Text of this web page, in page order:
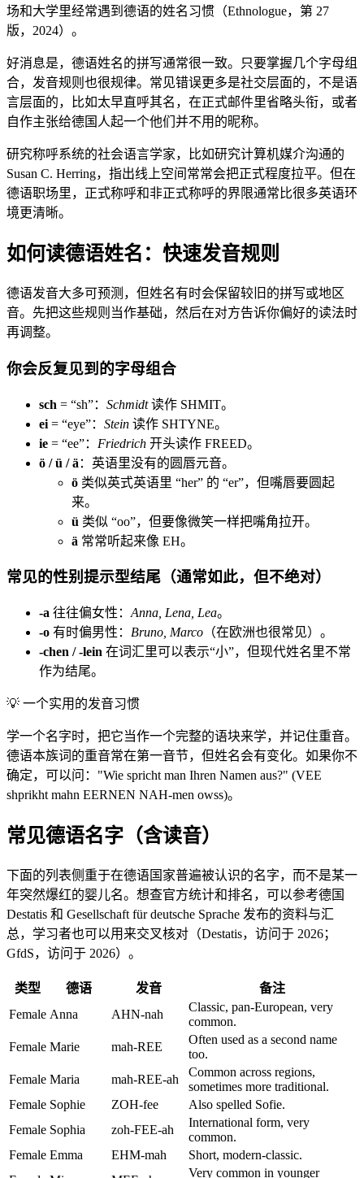
场和大学里经常遇到德语的姓名习惯（Ethnologue，第 27
版，2024）。
好消息是，德语姓名的拼写通常很一致。只要掌握几个字母组
合，发音规则也很规律。常见错误更多是社交层面的，不是语
言层面的，比如太早直呼其名，在正式邮件里省略头衔，或者
自作主张给德国人起一个他们并不用的昵称。
研究称呼系统的社会语言学家，比如研究计算机媒介沟通的
Susan C. Herring，指出线上空间常常会把正式程度拉平。但在
德语职场里，正式称呼和非正式称呼的界限通常比很多英语环
境更清晰。
如何读德语姓名：快速发音规则
德语发音大多可预测，但姓名有时会保留较旧的拼写或地区
音。先把这些规则当作基础，然后在对方告诉你偏好的读法时
再调整。
你会反复见到的字母组合
sch = “sh”： Schmidt读作 SHMIT。
ei = “eye”： Stein 读作 SHTYNE。
ie = “ee”： Friedrich 开头读作 FREED。
ö / ü / ä ：英语里没有的圆唇元音。
ö 类似英式英语里 “her” 的 “er”，但嘴唇要圆起
来。
ü 类似 “oo”，但要像微笑一样把嘴角拉开。
ä 常常听起来像 EH。
常见的性别提示型结尾（通常如此，但不绝对）
-a 往往偏女性： Anna, Lena, Lea。
-o 有时偏男性： Bruno, Marco （在欧洲也很常见）。
-chen / -lein 在词汇里可以表示“小”，但现代姓名里不常
作为结尾。
💡 一个实用的发音习惯
学一个名字时，把它当作一个完整的语块来学，并记住重音。
德语本族词的重音常在第一音节，但姓名会有变化。如果你不
确定，可以问："Wie spricht man Ihren Namen aus?" (VEE
shprikht mahn EERNEN NAH-men owss)。
常见德语名字（含读音）
下面的列表侧重于在德语国家普遍被认识的名字，而不是某一
年突然爆红的婴儿名。想查官方统计和排名，可以参考德国
Destatis 和 Gesellschaft für deutsche Sprache 发布的资料与汇
总，学习者也可以用来交叉核对（Destatis，访问于 2026；
GfdS，访问于 2026）。
类型 德语 发音
备注
Female Anna AHN-nah
Classic, pan-European, very
common.
Female Marie mah-REE
Often used as a second name
too.
Female Maria mah-REE-ah
Common across regions,
sometimes more traditional.
Female Sophie ZOH-fee
Also spelled Sofie.
Female Sophia zoh-FEE-ah
International form, very
common.
Female Emma EHM-mah
Short, modern-classic.
Very common in younger